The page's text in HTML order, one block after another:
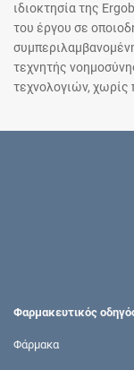
ιδιοκτησία της
του έργου σε
τεχνητής
τεχνολογιών, χωρίς
Φαρμακευτικός
Φάρμακα